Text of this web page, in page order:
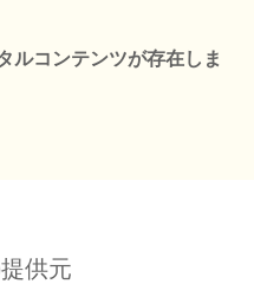
ルコンテンツが存在しま
供元